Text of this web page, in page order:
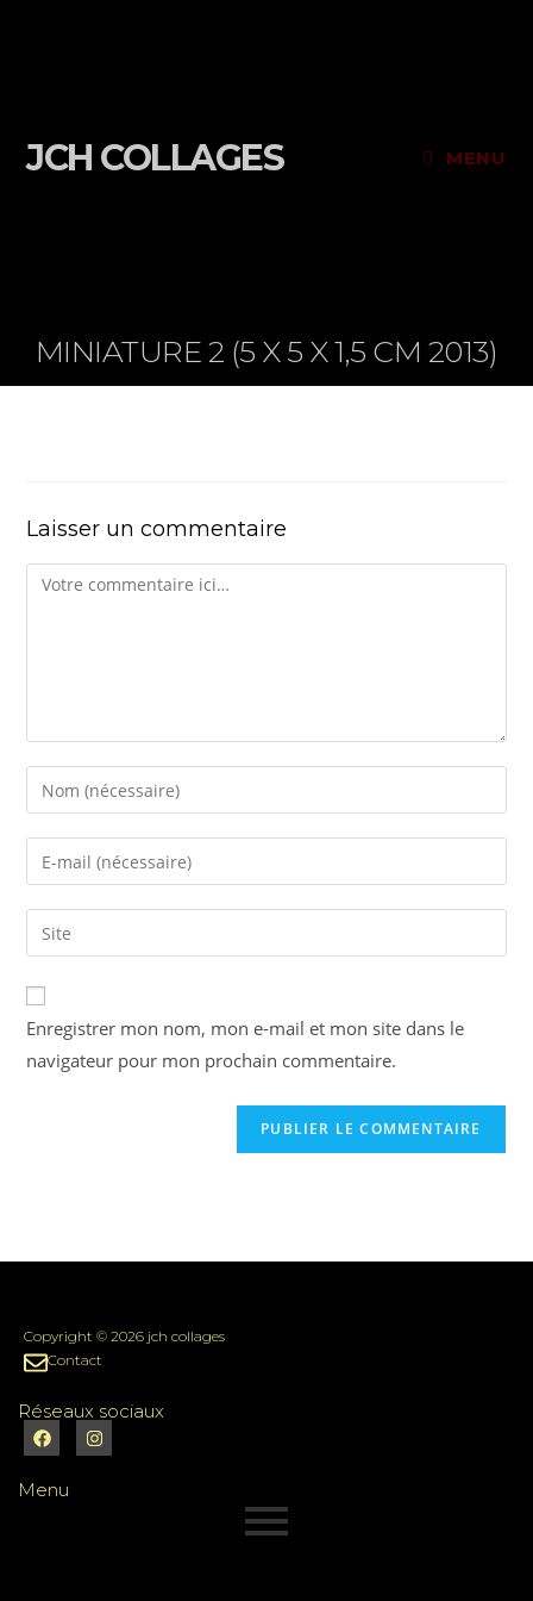
JCH COLLAGES MENU
MINIATURE 2 (5 X 5 X 1,5 CM 2013)
Laisser un commentaire
Enregistrer mon nom, mon e-mail et mon site dans le
navigateur pour mon prochain commentaire.
Copyright © 2026 jch collages
Contact
Réseaux sociaux
Menu